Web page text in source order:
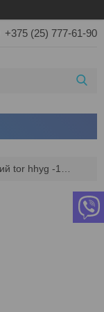
+375 (25) 777-61-90